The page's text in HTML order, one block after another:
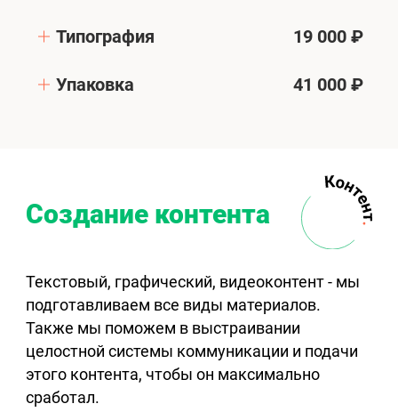
Типография 19 000 ₽
Упаковка 41 000 ₽
Создание контента
Текстовый, графический, видеоконтент - мы
подготавливаем все виды материалов.
Также мы поможем в выстраивании
целостной системы коммуникации и подачи
этого контента, чтобы он максимально
сработал.